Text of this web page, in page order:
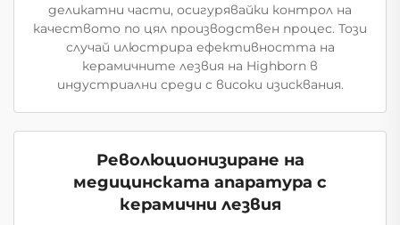
деликатни части, осигурявайки контрол на
качеството по цял производствен процес. Този
случай илюстрира ефективността на
керамичните лезвия на Highborn в
индустриални среди с високи изисквания.
Революционизиране на
медицинската апаратура с
керамични лезвия